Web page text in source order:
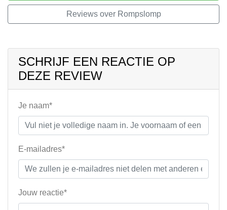
Reviews over Rompslomp
SCHRIJF EEN REACTIE OP
DEZE REVIEW
Je naam*
E-mailadres*
Jouw reactie*